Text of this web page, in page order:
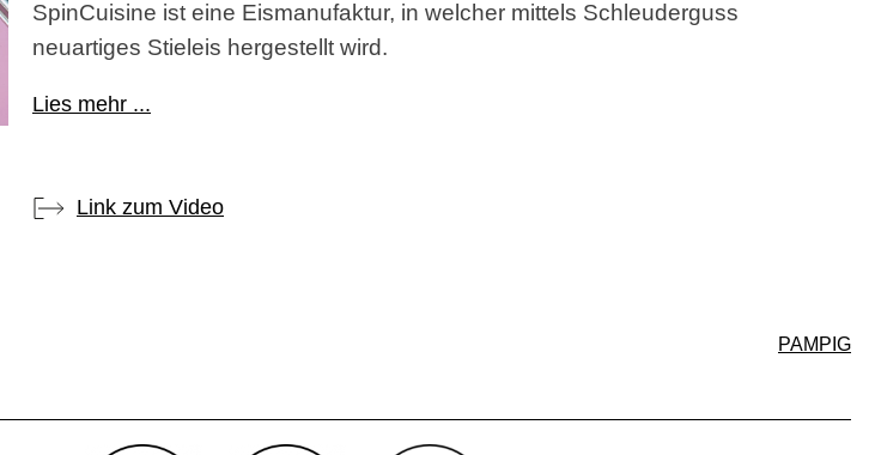
SpinCuisine ist eine Eismanufaktur, in welcher mittels Schleuderguss
neuartiges Stieleis hergestellt wird.
Lies mehr ...
Link zum Video
PAMPIG